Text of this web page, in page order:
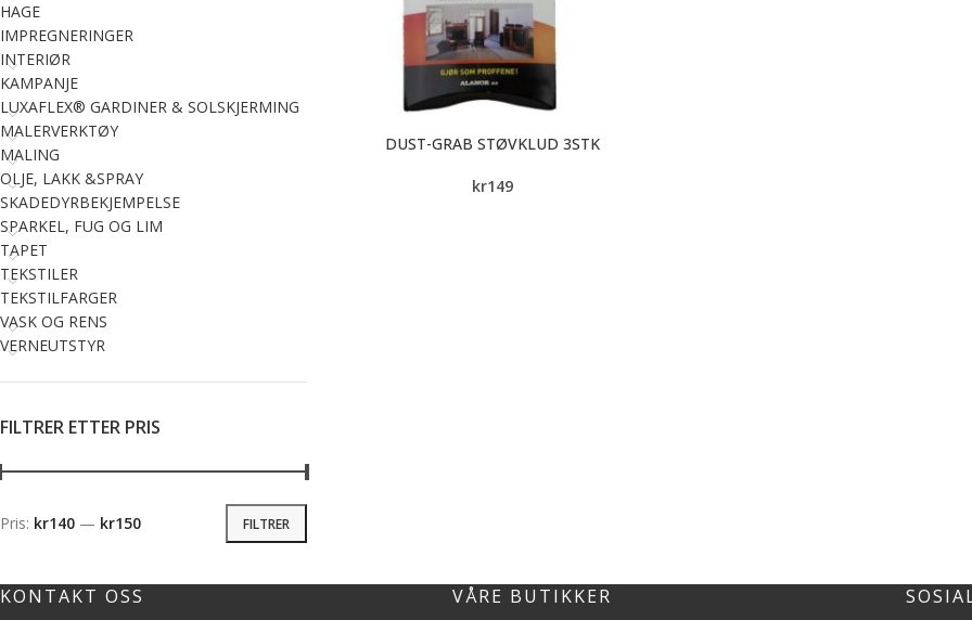
HAGE
IMPREGNERINGER
INTERIØR
KAMPANJE
LUXAFLEX® GARDINER & SOLSKJERMING
MALERVERKTØY
MALING
OLJE, LAKK &SPRAY
SKADEDYRBEKJEMPELSE
SPARKEL, FUG OG LIM
TAPET
TEKSTILER
TEKSTILFARGER
VASK OG RENS
VERNEUTSTYR
FILTRER ETTER PRIS
FILTRER
Pris: kr140 — kr150
DUST-GRAB STØVKLUD 3STK
kr149
KONTAKT OSS VÅRE BUTIKKER